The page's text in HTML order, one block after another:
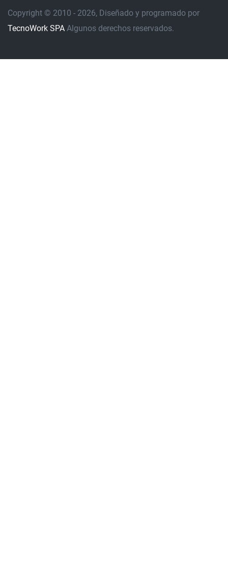
Copyright © 2010 - 2026, Diseñado y programado por
TecnoWork SPA Algunos derechos reservados.